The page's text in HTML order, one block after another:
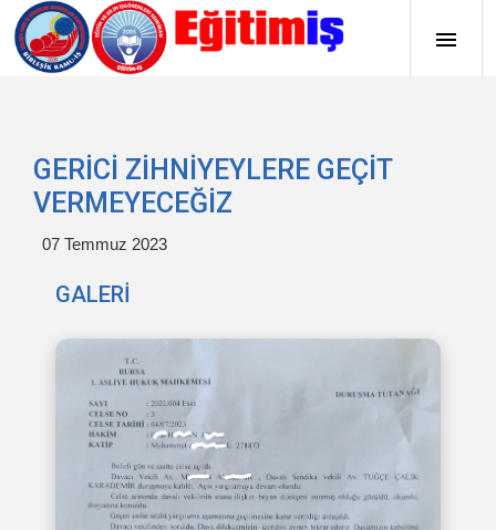
GERİCİ ZİHNİYEYLERE GEÇİT
VERMEYECEĞİZ
07 Temmuz 2023
GALERİ